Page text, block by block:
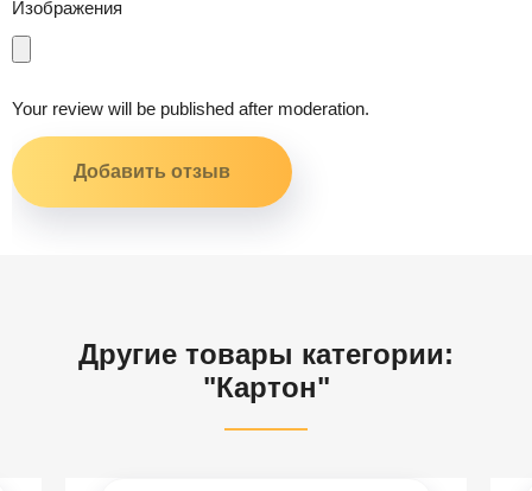
Изображения
Your review will be published after moderation.
Другие товары категории:
"Картон"